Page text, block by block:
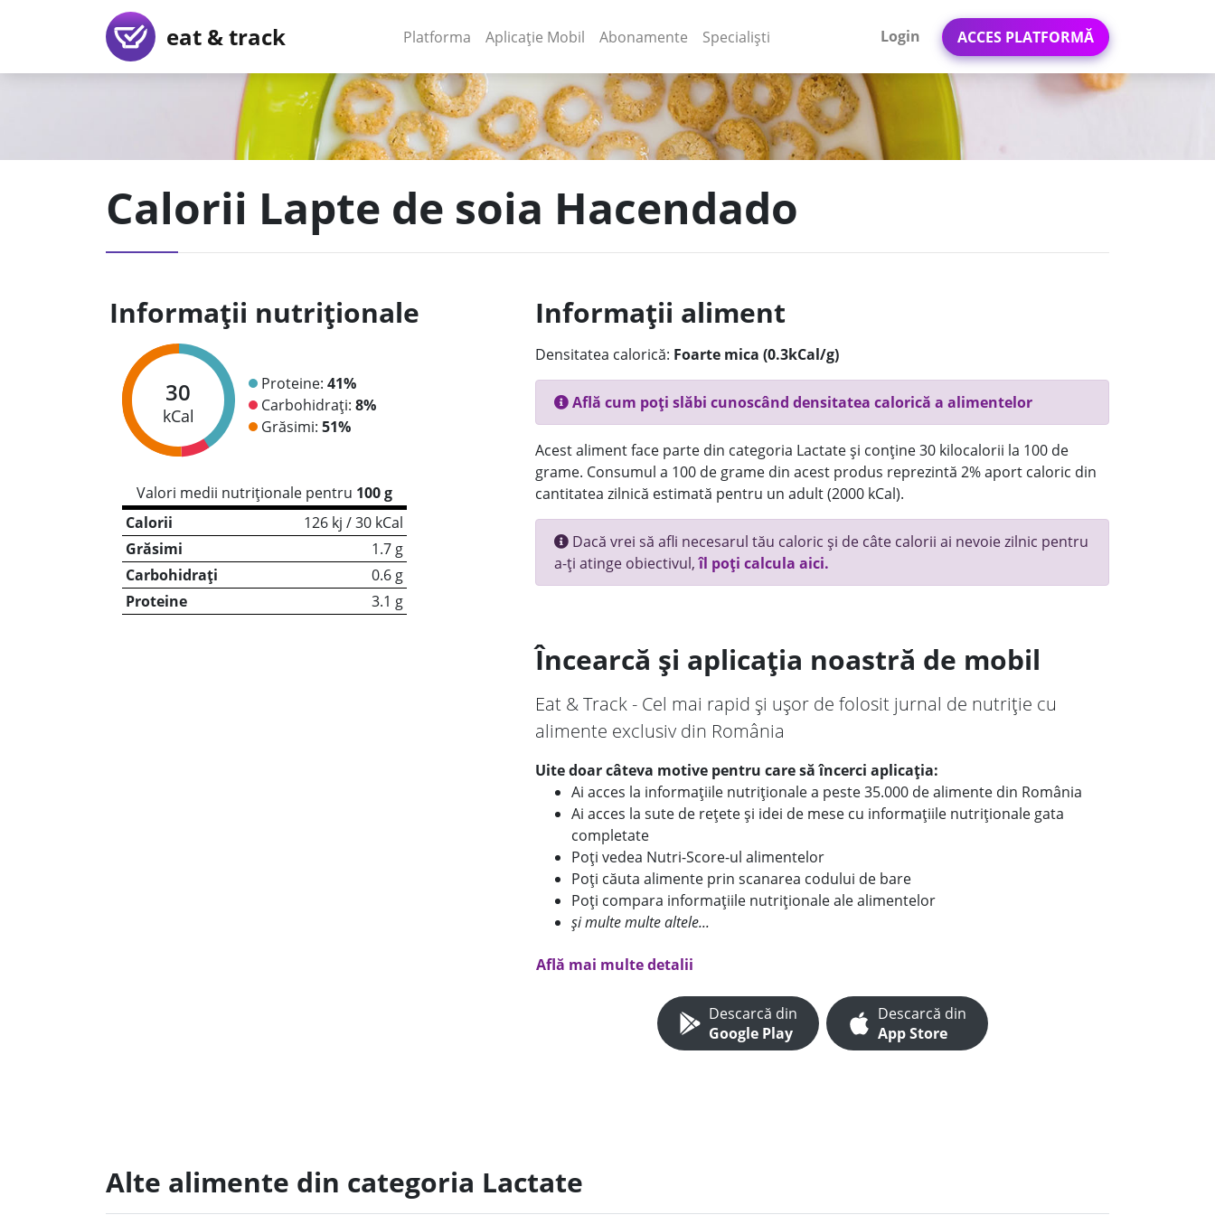
eat & track Platforma (current)
Aplicație Mobil (current)
Abonamente Specialiști Login ACCES PLATFORMĂ
Calorii Lapte de soia Hacendado
Informații nutriționale
30
kCal
Proteine: 41%
Carbohidrați: 8%
Grăsimi: 51%
Valori medii nutriționale pentru 100 g
Calorii
126 kj / 30 kCal
Grăsimi
1.7 g
Carbohidrați
0.6 g
Proteine
3.1 g
Informații aliment
Densitatea calorică: Foarte mica (0.3kCal/g)
Află cum poți slăbi cunoscând densitatea calorică a alimentelor
Acest aliment face parte din categoria Lactate și conține 30 kilocalorii la 100 de
grame. Consumul a 100 de grame din acest produs reprezintă 2% aport caloric din
cantitatea zilnică estimată pentru un adult (2000 kCal).
Dacă vrei să afli necesarul tău caloric și de câte calorii ai nevoie zilnic pentru
a-ți atinge obiectivul,îl poți calcula aici.
Încearcă și aplicația noastră de mobil
Eat & Track - Cel mai rapid și ușor de folosit jurnal de nutriție cu
alimente exclusiv din România
Uite doar câteva motive pentru care să încerci aplicația:
Ai acces la informațiile nutriționale a peste 35.000 de alimente din România
Ai acces la sute de rețete și idei de mese cu informațiile nutriționale gata
completate
Poți vedea Nutri-Score-ul alimentelor
Poți căuta alimente prin scanarea codului de bare
Poți compara informațiile nutriționale ale alimentelor
și multe multe altele...
Află mai multe detalii
Descarcă din
Google Play
Descarcă din
App Store
Alte alimente din categoria Lactate